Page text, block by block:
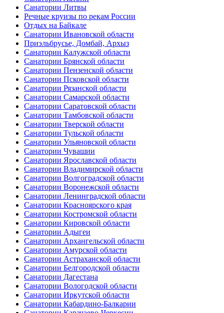
Санатории Литвы
Речные круизы по рекам России
Отдых на Байкале
Санатории Ивановской области
Приэльбрусье, Домбай, Архыз
Санатории Калужской области
Санатории Брянской области
Санатории Пензенской области
Санатории Псковской области
Санатории Рязанской области
Санатории Самарской области
Санатории Саратовской области
Санатории Тамбовской области
Санатории Тверской области
Санатории Тульской области
Санатории Ульяновской области
Санатории Чувашии
Санатории Ярославской области
Санатории Владимирской области
Санатории Волгоградской области
Санатории Воронежской области
Санатории Ленинградской области
Санатории Красноярского края
Санатории Костромской области
Санатории Кировской области
Санатории Адыгеи
Санатории Архангельской области
Санатории Амурской области
Санатории Астраханской области
Санатории Белгородской области
Санатории Дагестана
Санатории Вологодской области
Санатории Иркутской области
Санатории Кабардино-Балкарии